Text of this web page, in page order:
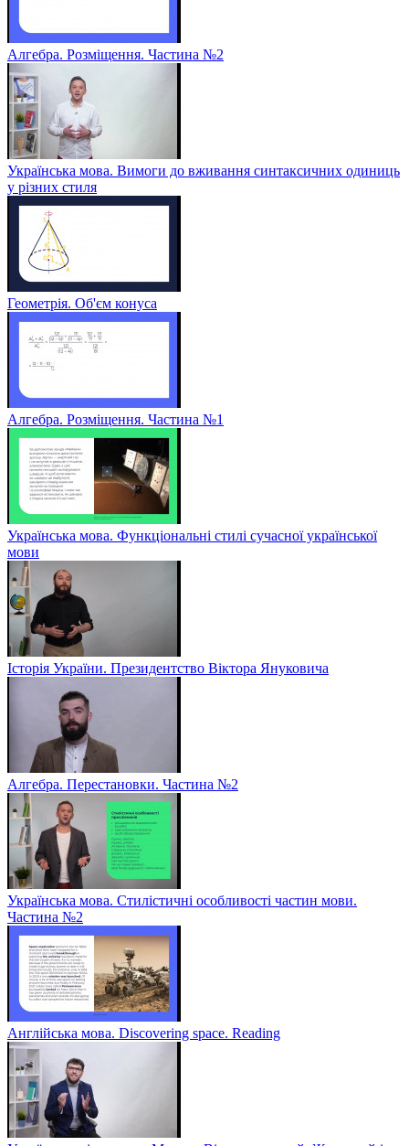
Алгебра. Розміщення. Частина №2
Українська мова. Вимоги до вживання синтаксичних одиниць
у різних стиля
Геометрія. Об'єм конуса
Алгебра. Розміщення. Частина №1
Українська мова. Функціональні стилі сучасної української
мови
Історія України. Президентство Віктора Януковича
Алгебра. Перестановки. Частина №2
Українська мова. Стилістичні особливості частин мови.
Частина №2
Англійська мова. Discovering space. Reading